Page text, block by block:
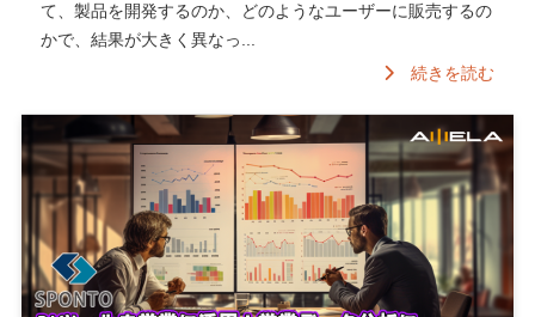
て、製品を開発するのか、どのようなユーザーに販売するの
かで、結果が大きく異なっ...
続きを読む